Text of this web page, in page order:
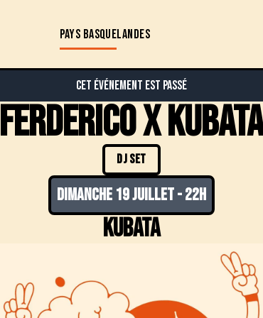
PAYS BASQUELANDES
Cet événement est passé
Ferderico X kubata
DJ SET
dimanche 19 juillet-22h
Kubata